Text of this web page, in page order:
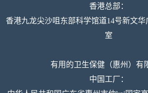
香港总部：
香港九龙尖沙咀东部科学馆道14号新文华
室
有用的卫生保健（惠州）有
中国工厂：